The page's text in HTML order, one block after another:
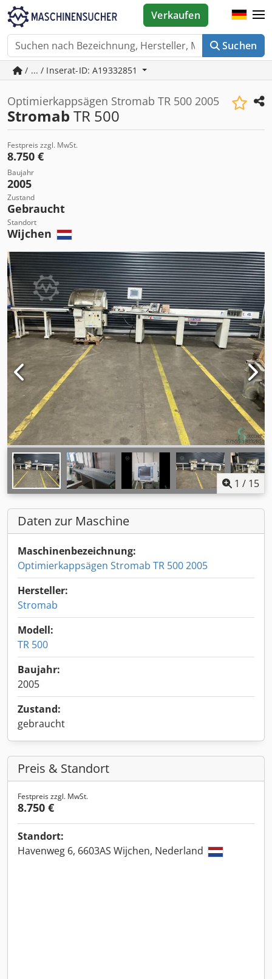
Suchen
Verkaufen
/ ... / Inserat-ID: A19332851
Optimierkappsägen Stromab TR 500 2005
Stromab TR 500
Festpreis zzgl. MwSt.
8.750 €
Baujahr
2005
Zustand
Gebraucht
Standort
Wijchen
1 / 15
Daten zur Maschine
Maschinenbezeichnung:
Optimierkappsägen Stromab TR 500 2005
Hersteller:
Stromab
Modell:
TR 500
Baujahr:
2005
Zustand:
gebraucht
Preis & Standort
Festpreis zzgl. MwSt.
8.750 €
Standort:
Havenweg 6, 6603AS Wijchen, Nederland